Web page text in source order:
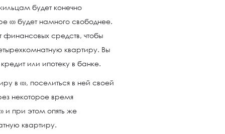
будет конечно
«» будет намного свободнее.
финансовых средств, чтобы
квартиру. Вы
или ипотеку в банке.
в «», поселиться в ней своей
некоторое время
и при этом опять же
квартиру.